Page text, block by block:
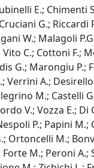
E.; Chimenti
G.; Riccardi
W.; Malagoli
C.; Cottoni F.;
G.; Marongiu P.;
Verrini A.;
M.; Castelli
V.; Vozza E.; Di
P.; Papini M.;
Ortoncelli M.;
Forte M.; Peroni A.;